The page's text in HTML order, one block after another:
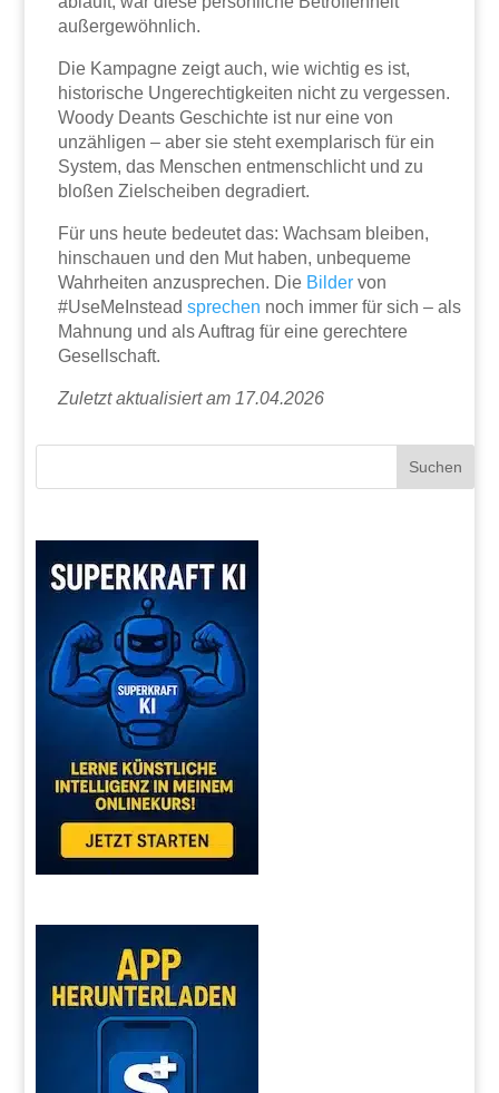
außergewöhnlich.
Die Kampagne zeigt auch, wie wichtig es ist,
historische Ungerechtigkeiten nicht zu vergessen.
Woody Deants Geschichte ist nur eine von
unzähligen – aber sie steht exemplarisch für ein
System, das Menschen entmenschlicht und zu
bloßen Zielscheiben degradiert.
Für uns heute bedeutet das: Wachsam bleiben,
hinschauen und den Mut haben, unbequeme
Wahrheiten anzusprechen. Die Bilder von
#UseMeInsteadsprechen noch immer für sich – als
Mahnung und als Auftrag für eine gerechtere
Gesellschaft.
Zuletzt aktualisiert am 17.04.2026